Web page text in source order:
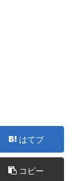
はてブ
コピー